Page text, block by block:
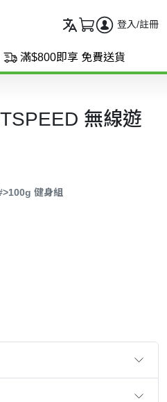
登入/註冊
滿$800即享 免費送貨
無線遊
健身組